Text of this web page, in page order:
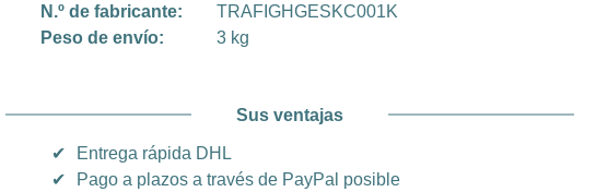
N.º de fabricante:
TRAFIGHGESKC001K
Peso de envío:
3 kg
Sus ventajas
✔
Entrega rápida DHL
✔
Pago a plazos a través de PayPal posible